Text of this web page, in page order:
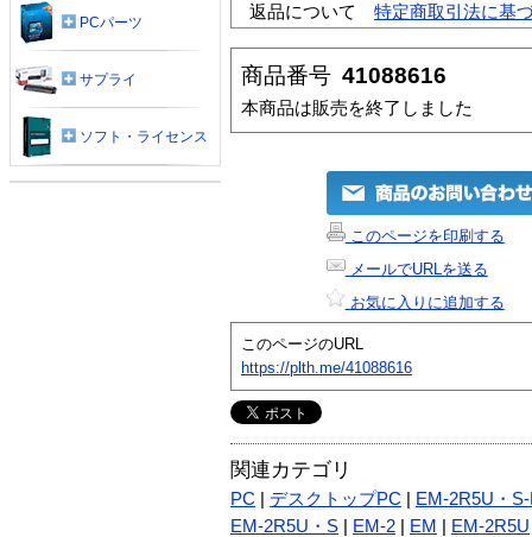
返品について
特定商取引法に基
商品番号 41088616
本商品は販売を終了しました
このページを印刷する
メールでURLを送る
お気に入りに追加する
このページのURL
https://plth.me/41088616
関連カテゴリ
PC デスクトップPC
EM-2R5U・
EM-2R5U・S
EM-2 EM EM-2R5U
PCパーツ
サプライ
ソフト・ライセンス